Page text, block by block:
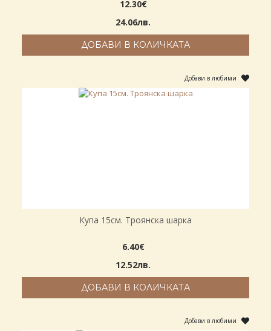
12.30€
24.06лв.
ДОБАВИ В КОЛИЧКАТА
Добави в любими
Купа 15см. Троянска шарка
6.40€
12.52лв.
ДОБАВИ В КОЛИЧКАТА
Добави в любими